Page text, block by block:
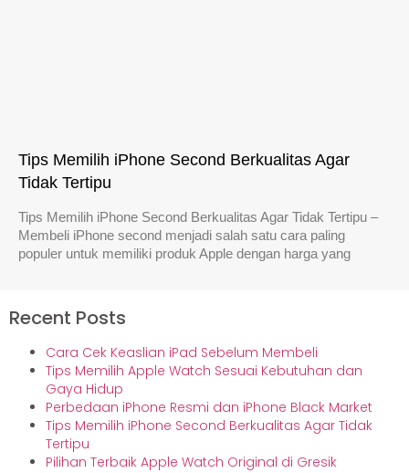
Tips Memilih iPhone Second Berkualitas Agar
Tidak Tertipu
Tips Memilih iPhone Second Berkualitas Agar Tidak Tertipu –
Membeli iPhone second menjadi salah satu cara paling
populer untuk memiliki produk Apple dengan harga yang
Recent Posts
Cara Cek Keaslian iPad Sebelum Membeli
Tips Memilih Apple Watch Sesuai Kebutuhan dan
Gaya Hidup
Perbedaan iPhone Resmi dan iPhone Black Market
Tips Memilih iPhone Second Berkualitas Agar Tidak
Tertipu
Pilihan Terbaik Apple Watch Original di Gresik